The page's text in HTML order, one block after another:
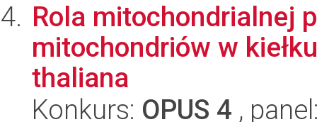
Rola mitochondrialnej
mitochondriów w
thaliana
Konkurs: OPUS 4 ,